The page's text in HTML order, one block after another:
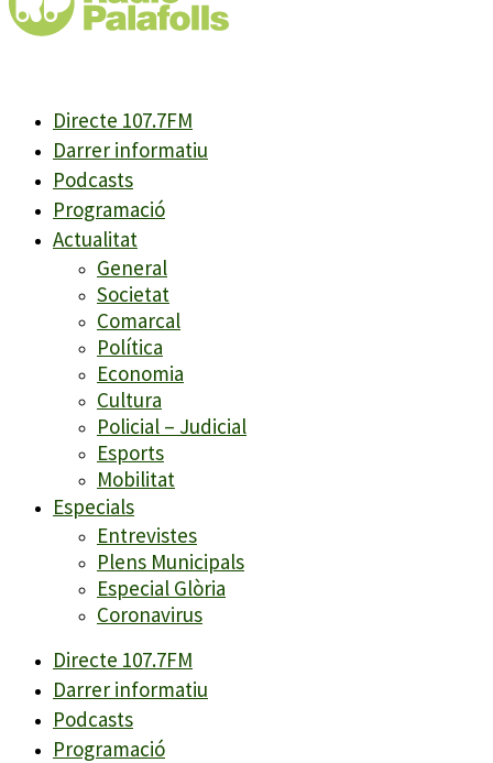
Directe 107.7FM
Darrer informatiu
Podcasts
Programació
Actualitat
General
Societat
Comarcal
Política
Economia
Cultura
Policial – Judicial
Esports
Mobilitat
Especials
Entrevistes
Plens Municipals
Especial Glòria
Coronavirus
Directe 107.7FM
Darrer informatiu
Podcasts
Programació